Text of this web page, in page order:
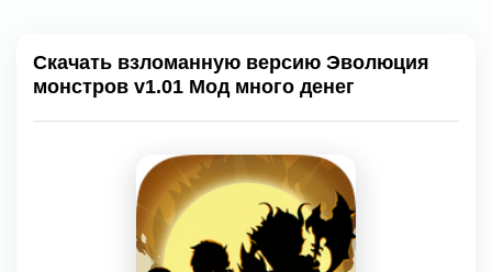
Скачать взломанную версию Эволюция
монстров v1.01 Мод много денег